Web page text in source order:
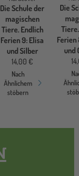
Die Schule der
magischen
Tiere. Endlich
Ferien 9: Elisa
und Silber
14,00 €
Nach
Ähnlichem
stöbern
Die
Ferien
und